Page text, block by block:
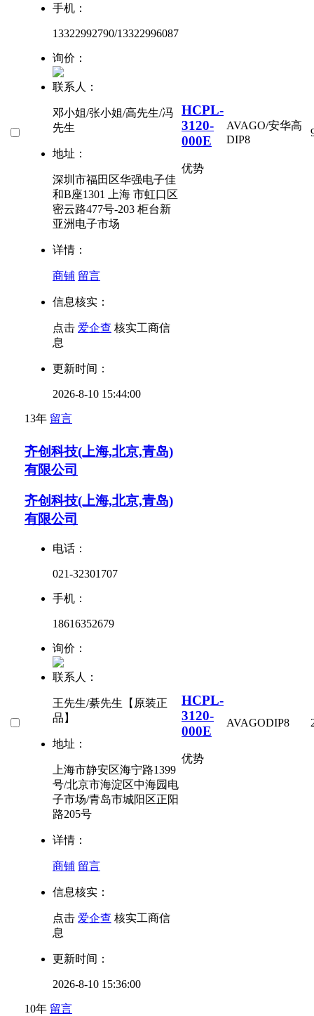
手机：
13322992790/13322996087
询价：
联系人：
邓小姐/张小姐/高先生/冯
先生
地址：
深圳市福田区华强电子佳
和B座1301 上海 市虹口区
密云路477号-203 柜台新
亚洲电子市场
详情：
商铺 留言
信息核实：
点击 爱企查 核实工商信
息
更新时间：
2026-8-10 15:44:00
13年 留言
HCPL-
3120-
000E
优势
AVAGO/安华高
DIP8
齐创科技(上海,北京,青岛)
有限公司
齐创科技(上海,北京,青岛)
有限公司
电话：
021-32301707
手机：
18616352679
询价：
联系人：
王先生/綦先生【原装正
品】
地址：
上海市静安区海宁路1399
号/北京市海淀区中海园电
子市场/青岛市城阳区正阳
路205号
详情：
商铺 留言
信息核实：
点击 爱企查 核实工商信
息
更新时间：
2026-8-10 15:36:00
10年 留言
HCPL-
3120-
000E
优势
AVAGODIP8